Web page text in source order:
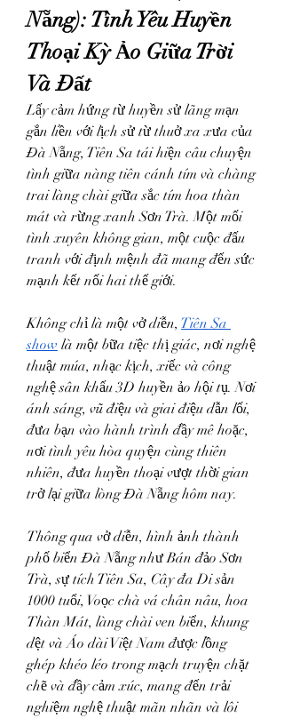
Nẵng): Tình Yêu Huyền
Thoại Kỳ Ảo Giữa Trời
Và Đất
Lấy cảm hứng từ huyền sử lãng mạn
gắn liền với lịch sử từ thuở xa xưa của
Đà Nẵng, Tiên Sa tái hiện câu chuyện
tình giữa nàng tiên cánh tím và chàng
trai làng chài giữa sắc tím hoa thàn
mát và rừng xanh Sơn Trà. Một mối
tình xuyên không gian, một cuộc đấu
tranh với định mệnh đã mang đến sức
mạnh kết nối hai thế giới.
Không chỉ là một vở diễn, Tiên Sa
show là một bữa tiệc thị giác, nơi nghệ
thuật múa, nhạc kịch, xiếc và công
nghệ sân khấu 3D huyền ảo hội tụ. Nơi
ánh sáng, vũ điệu và giai điệu dẫn lối,
đưa bạn vào hành trình đầy mê hoặc,
nơi tình yêu hòa quyện cùng thiên
nhiên, đưa huyền thoại vượt thời gian
trở lại giữa lòng Đà Nẵng hôm nay.
Thông qua vở diễn, hình ảnh thành
phố biển Đà Nẵng như Bán đảo Sơn
Trà, sự tích Tiên Sa, Cây đa Di sản
1000 tuổi, Voọc chà vá chân nâu, hoa
Thàn Mát, làng chài ven biển, khung
dệt và Áo dài Việt Nam được lồng
ghép khéo léo trong mạch truyện chặt
chẽ và đầy cảm xúc, mang đến trải
nghiệm nghệ thuật mãn nhãn và lôi